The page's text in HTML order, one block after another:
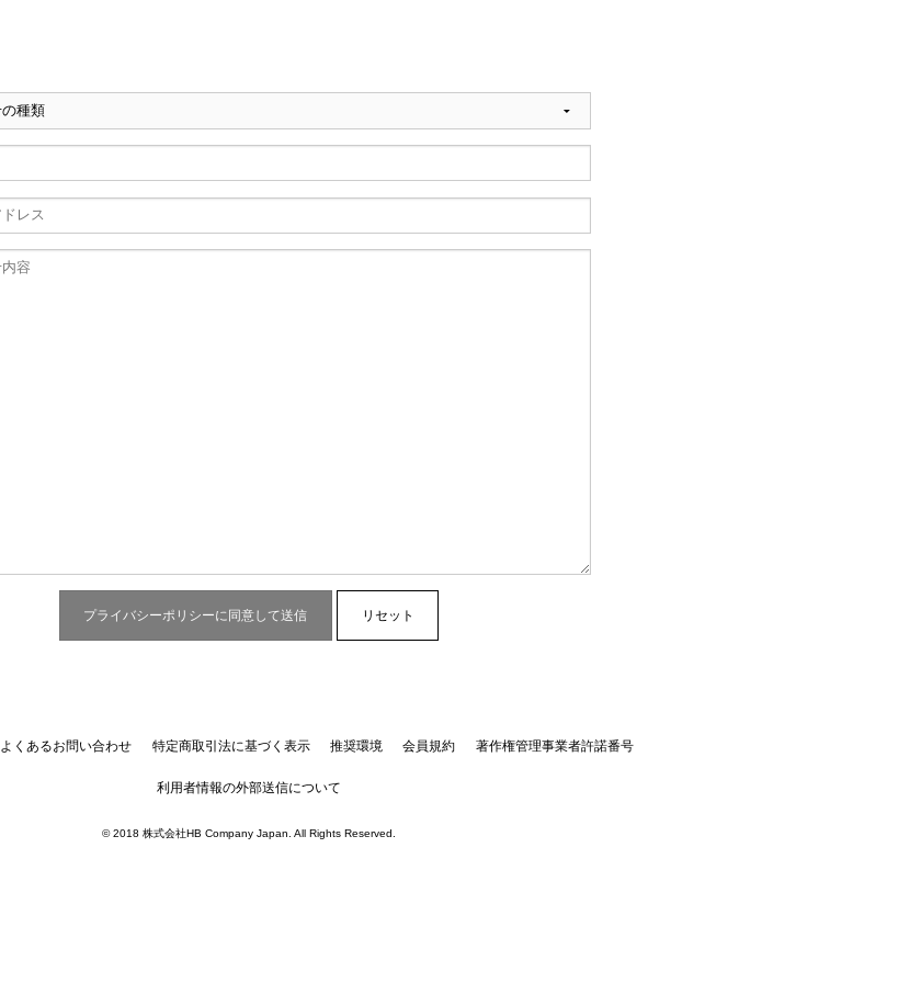
よくあるお問い合わせ 特定商取引法に基づく表示 推奨環境 会員規約 著作権管理事業者許諾番号
利用者情報の外部送信について
© 2018 株式会社HB Company Japan. All Rights Reserved.